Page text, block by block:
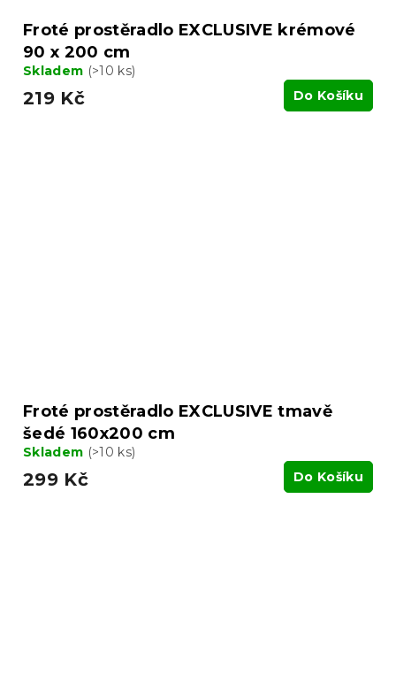
Froté prostěradlo EXCLUSIVE krémové
90 x 200 cm
Skladem (>10 ks)
219 Kč Do Košíku
Froté prostěradlo EXCLUSIVE tmavě
šedé 160x200 cm
Skladem (>10 ks)
299 Kč Do Košíku